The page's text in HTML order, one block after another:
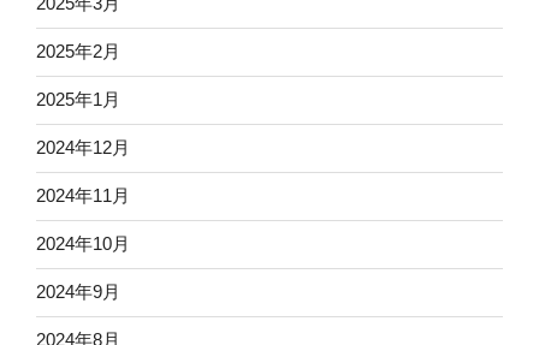
2025年2月
2025年1月
2024年12月
2024年11月
2024年10月
2024年9月
2024年8月